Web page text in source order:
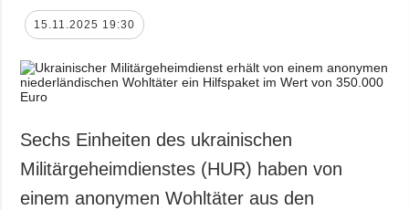
15.11.2025 19:30
Sechs Einheiten des ukrainischen
Militärgeheimdienstes (HUR) haben von
einem anonymen Wohltäter aus den